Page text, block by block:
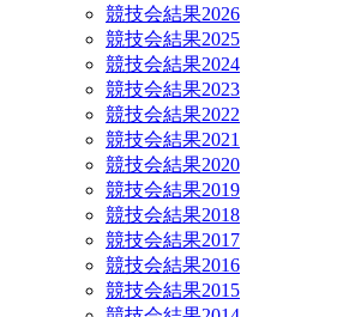
競技会結果2026
競技会結果2025
競技会結果2024
競技会結果2023
競技会結果2022
競技会結果2021
競技会結果2020
競技会結果2019
競技会結果2018
競技会結果2017
競技会結果2016
競技会結果2015